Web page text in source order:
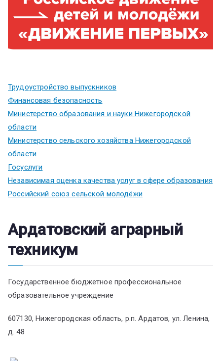
Трудоустройство выпускников
Финансовая безопасность
Министерство образования и науки Нижегородской
области
Министерство сельского хозяйства Нижегородской
области
Госуслуги
Независимая оценка качества услуг в сфере образования
Российский союз сельской молодёжи
Ардатовский аграрный
техникум
Государственное бюджетное профессиональное
образовательное учреждение
607130, Нижегородская область, р.п. Ардатов, ул. Ленина,
д. 48